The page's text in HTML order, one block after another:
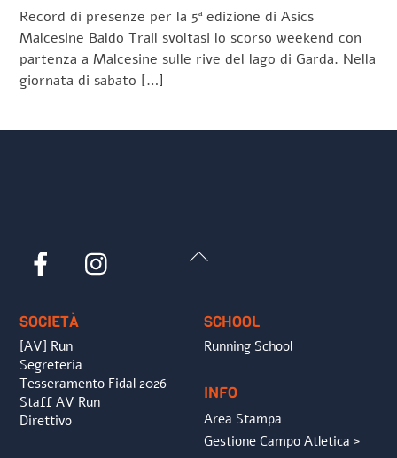
Record di presenze per la 5ª edizione di Asics
Malcesine Baldo Trail svoltasi lo scorso weekend con
partenza a Malcesine sulle rive del lago di Garda. Nella
giornata di sabato […]
Back
Facebook
SOCIETÀ
[AV] Run
Segreteria
Tesseramento Fidal 2026
Staff AV Run
Direttivo
SCHOOL
Running School
INFO
Area Stampa
Gestione Campo Atletica >